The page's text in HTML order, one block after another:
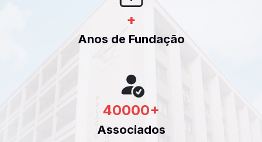
+
Anos de Fundação
40000+
Associados